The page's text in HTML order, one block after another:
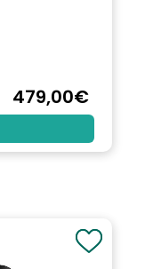
479,00€